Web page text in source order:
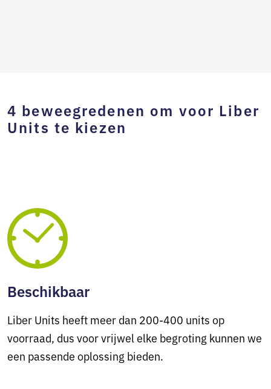
4 beweegredenen om voor Liber
Units te kiezen
Beschikbaar
Liber Units heeft meer dan 200-400 units op
voorraad, dus voor vrijwel elke begroting kunnen we
een passende oplossing bieden.